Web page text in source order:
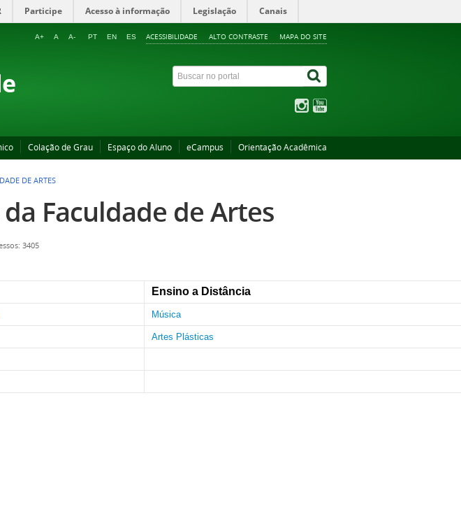
Participe Acesso à informação Legislação Canais
ACESSIBILIDADE ALTO CONTRASTE MAPA DO SITE
A+ A A- PT EN ES
Colação de Grau Espaço do Aluno eCampus Orientação Acadêmica
DE ARTES
da Faculdade de Artes
3405
Ensino a Distância
Música
Artes Plásticas